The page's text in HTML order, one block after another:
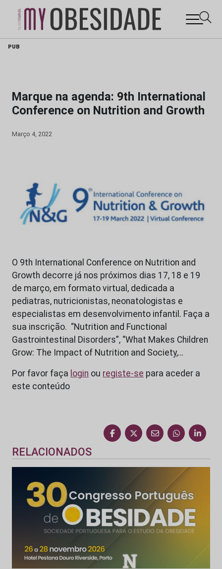
Skip
PUB
Marque na agenda: 9th International
Conference on Nutrition and Growth
Março 4, 2022
O 9th International Conference on Nutrition and
Growth decorre já nos próximos dias 17, 18 e 19
de março, em formato virtual, dedicada a
pediatras, nutricionistas, neonatologistas e
especialistas em desenvolvimento infantil. Faça a
sua inscrição. “Nutrition and Functional
Gastrointestinal Disorders”, “What Makes Children
Grow: The Impact of Nutrition and Society,…
Por favor faça login ou registe-se para aceder a
este conteúdo
RELACIONADOS